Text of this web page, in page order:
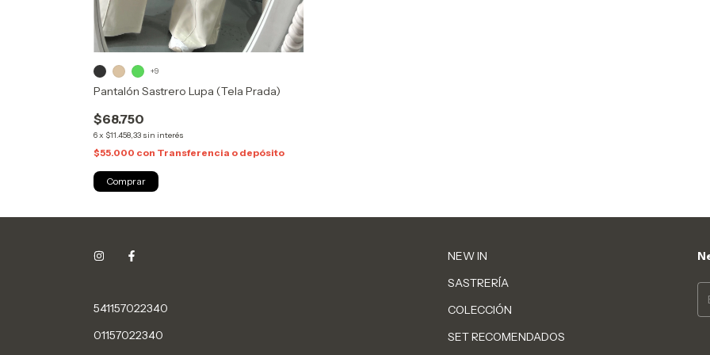
Pantalón Sastrero Lupa (Tela Prada)
$68.750
6x $11.458,33 sin interés
$55.000 con Transferencia o depósito
+9
Comprar
541157022340
01157022340
NEW IN
SASTRERÍA
COLECCIÓN
SET RECOMENDADOS